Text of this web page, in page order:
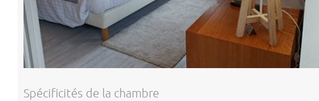
Spécificités de la chambre